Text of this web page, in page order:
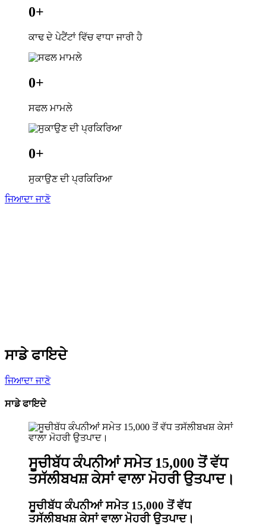
0+
ਕਾਢ ਦੇ ਪੇਟੈਂਟਾਂ ਵਿੱਚ ਵਾਧਾ ਜਾਰੀ ਹੈ
0+
ਸਫਲ ਮਾਮਲੇ
0+
ਸੁਕਾਉਣ ਦੀ ਪ੍ਰਕਿਰਿਆ
ਜਿਆਦਾ ਜਾਣੋ
ਸਾਡੇ ਫਾਇਦੇ
ਜਿਆਦਾ ਜਾਣੋ
ਸਾਡੇ ਫਾਇਦੇ
ਸੂਚੀਬੱਧ ਕੰਪਨੀਆਂ ਸਮੇਤ 15,000 ਤੋਂ ਵੱਧ
ਤਸੱਲੀਬਖਸ਼ ਕੇਸਾਂ ਵਾਲਾ ਮੋਹਰੀ ਉਤਪਾਦ।
ਸੂਚੀਬੱਧ ਕੰਪਨੀਆਂ ਸਮੇਤ 15,000 ਤੋਂ ਵੱਧ
ਤਸੱਲੀਬਖਸ਼ ਕੇਸਾਂ ਵਾਲਾ ਮੋਹਰੀ ਉਤਪਾਦ।